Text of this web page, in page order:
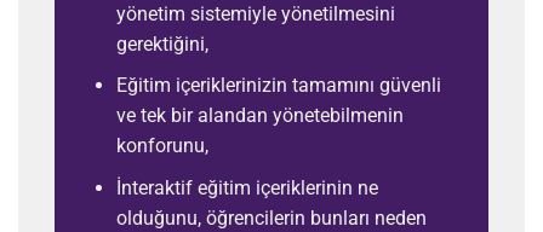
yönetim sistemiyle yönetilmesini
gerektiğini,
Eğitim içeriklerinizin tamamını güvenli
ve tek bir alandan yönetebilmenin
konforunu,
İnteraktif eğitim içeriklerinin ne
olduğunu, öğrencilerin bunları neden